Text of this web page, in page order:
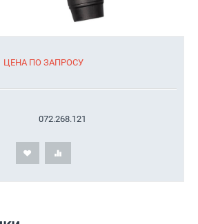
ЦЕНА ПО ЗАПРОСУ
072.268.121